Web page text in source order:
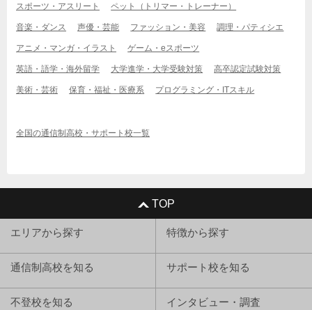
スポーツ・アスリート ペット（トリマー・トレーナー）
音楽・ダンス 声優・芸能 ファッション・美容 調理・パティシエ
アニメ・マンガ・イラスト ゲーム・eスポーツ
英語・語学・海外留学 大学進学・大学受験対策 高卒認定試験対策
美術・芸術 保育・福祉・医療系 プログラミング・ITスキル
全国の通信制高校・サポート校一覧
TOP
エリアから探す 特徴から探す
通信制高校を知る サポート校を知る
不登校を知る インタビュー・調査